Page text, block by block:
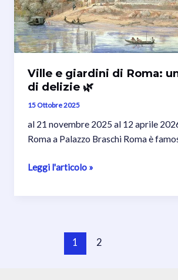
di
Roma
Ville e giardini di Roma:
di delizie 🌿
15 Ottobre 2025
al 21 novembre 2025 al 12 aprile
Roma a Palazzo Braschi Roma è
Ville
Leggi l'articolo »
1 2